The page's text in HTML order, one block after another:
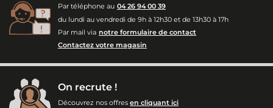
Par téléphone au 04 26 94 00 39
du lundi au vendredi de 9h à 12h30 et de 13h30 à 17h
Par mail via notre formulaire de contact
Contactez votre magasin
On recrute !
Découvrez nos offres en cliquant ici